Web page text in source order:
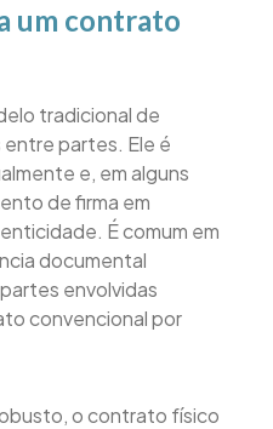
um contrato
tradicional de
partes. Ele é
e, em alguns
de firma em
É comum em
documental
envolvidas
convencional por
o contrato físico